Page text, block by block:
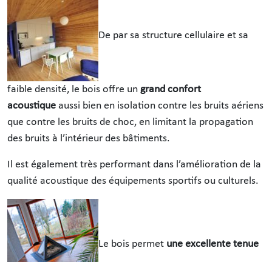
De par sa structure cellulaire et sa
faible densité, le bois offre un grand confort
acoustique aussi bien en isolation contre les bruits aériens
que contre les bruits de choc, en limitant la propagation
des bruits à l’intérieur des bâtiments.
Il est également très performant dans l’amélioration de la
qualité acoustique des équipements sportifs ou culturels.
Le bois permet une excellente tenue